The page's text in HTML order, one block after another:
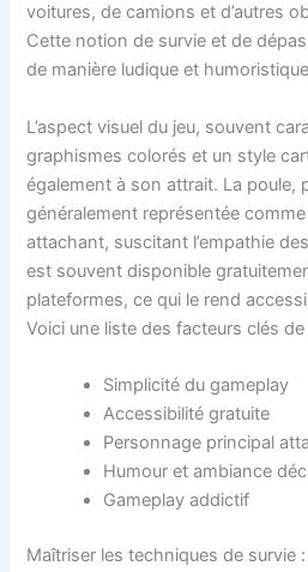
voitures, de camions et d’autres
Cette notion de survie et de
de manière ludique et
L’aspect visuel du jeu, souvent
graphismes colorés et un style
également à son attrait. La poule,
généralement représentée
attachant, suscitant l’empathie
est souvent disponible
plateformes, ce qui le rend
Voici une liste des facteurs clés
Simplicité du gameplay
Accessibilité gratuite
Personnage principal
Humour et ambiance
Gameplay addictif
Maîtriser les techniques de survie